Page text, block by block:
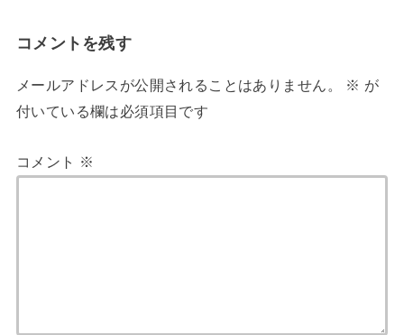
コメントを残す
メールアドレスが公開されることはありません。 ※ が
付いている欄は必須項目です
コメント ※